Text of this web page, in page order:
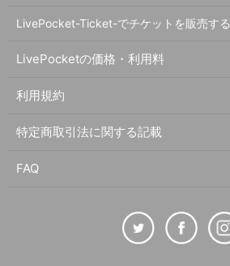
LivePocket-Ticket-でチケットを販売する
LivePocketの価格・利用料
利用規約
特定商取引法に関する記載
FAQ